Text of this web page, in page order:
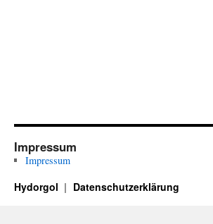
Impressum
Impressum
Hydorgol Datenschutzerklärung